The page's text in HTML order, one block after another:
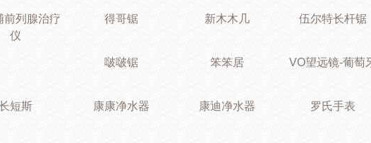
前列腺治疗
仪
得哥锯 新木木几 伍尔特长杆锯
啵啵锯 笨笨居 VO望远镜-葡萄
短斯 康康净水器 康迪净水器 罗氏手表